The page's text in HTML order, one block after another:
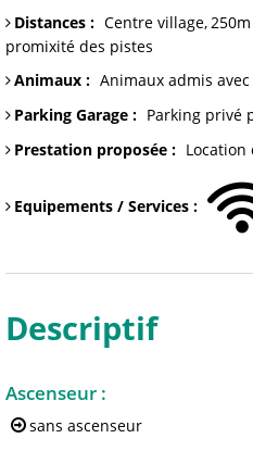
Distances : Centre village
promixité des pistes
Animaux : Animaux admis
Parking Garage : Parking privé
Prestation proposée : Location
Equipements / Services :
Descriptif
Ascenseur :
sans ascenseur